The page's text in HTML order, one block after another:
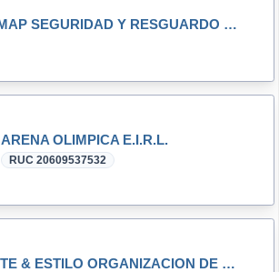
MAP SEGURIDAD Y RESGUARDO SAC
ARENA OLIMPICA E.I.R.L.
RUC 20609537532
ARTE & ESTILO ORGANIZACION DE EVENTOS SAC